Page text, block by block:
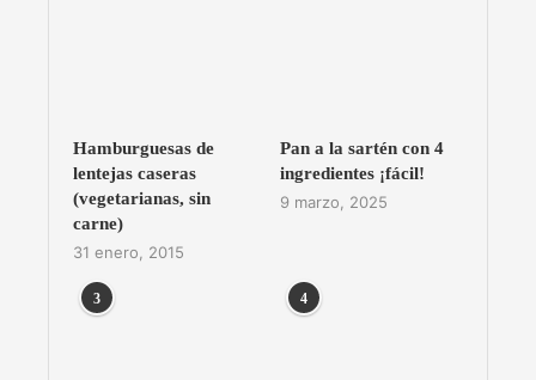
Hamburguesas de
lentejas caseras
(vegetarianas, sin
carne)
31 enero, 2015
Pan a la sartén con 4
ingredientes ¡fácil!
9 marzo, 2025
3 4